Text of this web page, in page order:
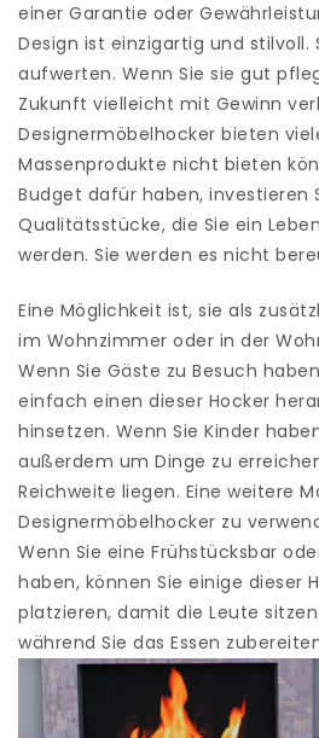
einer Garantie oder
Design ist einzigartig und stilvoll.
aufwerten. Wenn Sie sie gut
Zukunft vielleicht mit Gewinn
Designermöbelhocker bieten
Massenprodukte nicht bieten
Budget dafür haben, investieren
Qualitätsstücke, die Sie ein
werden. Sie werden es nicht
Eine Möglichkeit ist, sie als
im Wohnzimmer oder in der
Wenn Sie Gäste zu Besuch
einfach einen dieser Hocker
hinsetzen. Wenn Sie Kinder
außerdem um Dinge zu
Reichweite liegen. Eine weitere
Designermöbelhocker zu
Wenn Sie eine Frühstücksbar
haben, können Sie einige dieser
platzieren, damit die Leute
während Sie das Essen